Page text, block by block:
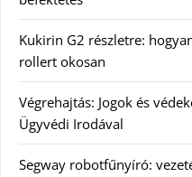
Kukirin G2 részletre:
rollert okosan
Végrehajtás: Jogok és
Ügyvédi Irodával
Segway robotfűnyíró: